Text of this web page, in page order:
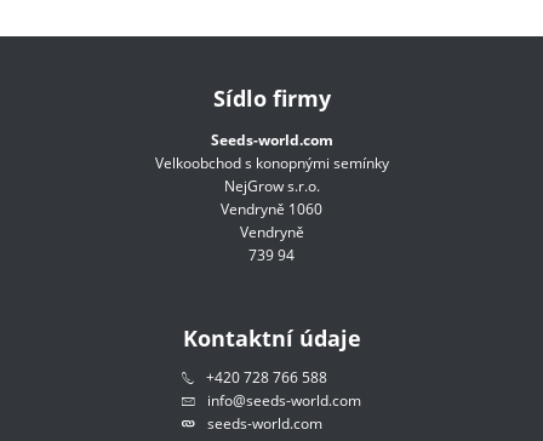
Sídlo firmy
Seeds-world.com
Velkoobchod s konopnými semínky
NejGrow s.r.o.
Vendryně 1060
Vendryně
739 94
Kontaktní údaje
+420 728 766 588
info@seeds-world.com
seeds-world.com